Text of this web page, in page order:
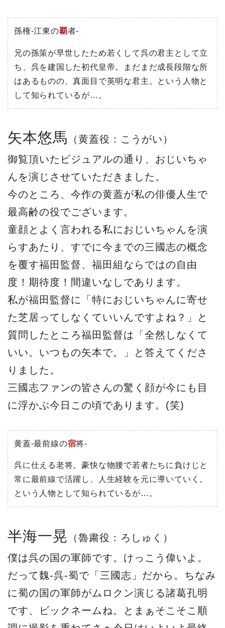
孫権-江東の覇者-
兄の孫策が早世したため若くして呉の君主として立
ち、呉を建国した初代皇帝。まだまだ成長段階な所
はあるものの、真面目で英明な君主。という人物と
して知られているが…。
矢本悠馬 （黄蓋役：こうがい）
御覧頂いたビジュアルの通り、おじいちゃ
んを演じさせていただきました。
今のところ、今作の黄蓋が私の俳優人生で
最高齢の役でございます。
童顔とよく言われる私におじいちゃんを演
らすあたり、すでに今までの三國志の概念
を覆す福田監督、福田組ならではの自由
度！期待度！間違いなしであります。
私が福田監督に「特におじいちゃんに寄せ
た芝居ってしなくていいんですよね？」と
質問したところ福田監督は「全然しなくて
いい。いつもの矢本で。」と答えてくださ
りました。
三國志ファンの皆さんの驚く顔が今にも目
に浮かぶ今日この頃であります。(笑)
黄蓋-最前線の宿将-
呉に仕える老将。豪快な物腰で若者たちに負けじと
常に最前線で活躍し、人生経験を元に導いていく。
という人物として知られているが…。
半海一晃 （魯粛役：ろしゅく）
僕は呉の国の軍師です。けっこう偉いよ。
だって魏‐呉‐蜀で「三國志」だから。ちなみ
に蜀の国の軍師がムロクン演じる諸葛孔明
です、ビックネームね。とまぁそこそこ順